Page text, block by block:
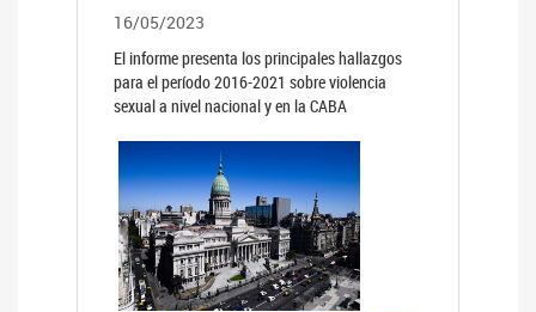
16/05/2023
El informe presenta los principales hallazgos
para el período 2016-2021 sobre violencia
sexual a nivel nacional y en la CABA